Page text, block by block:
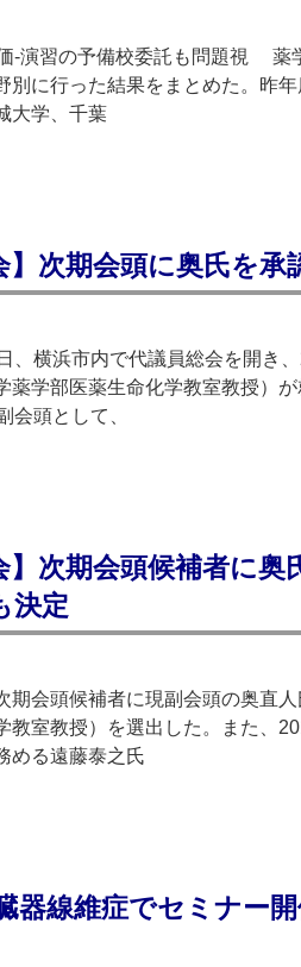
‐演習の予備校委託も問題視 薬
別に行った結果をまとめた。昨
大学、千葉
】次期会頭に奥氏を
、横浜市内で代議員総会を開き
薬学部医薬生命化学教室教授）
会頭として、
】次期会頭候補者に
決定
会頭候補者に現副会頭の奥直人
教室教授）を選出した。また、
める遠藤泰之氏
器線維症でセミナー